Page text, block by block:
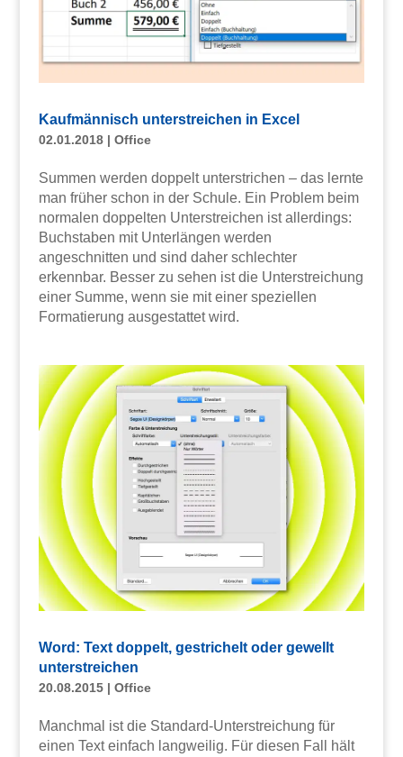
Kaufmännisch unterstreichen in Excel
02.01.2018| Office
Summen werden doppelt unterstrichen – das lernte
man früher schon in der Schule. Ein Problem beim
normalen doppelten Unterstreichen ist allerdings:
Buchstaben mit Unterlängen werden
angeschnitten und sind daher schlechter
erkennbar. Besser zu sehen ist die Unterstreichung
einer Summe, wenn sie mit einer speziellen
Formatierung ausgestattet wird.
Word: Text doppelt, gestrichelt oder gewellt
unterstreichen
20.08.2015| Office
Manchmal ist die Standard-Unterstreichung für
einen Text einfach langweilig. Für diesen Fall hält